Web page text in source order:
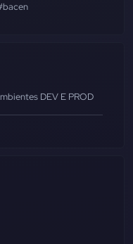
DEV E PROD